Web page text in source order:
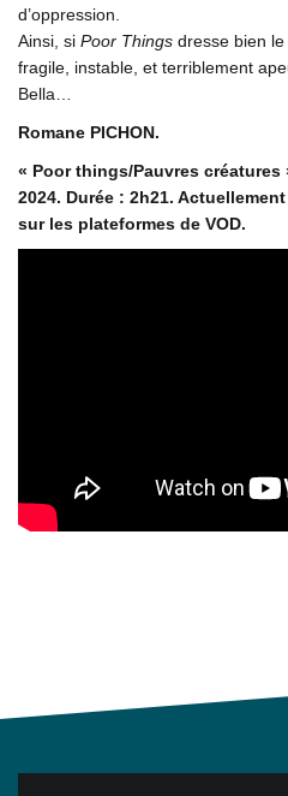
d’oppression.
Ainsi, si Poor Things dresse bien
fragile, instable, et terriblement
Bella…
Romane PICHON.
« Poor things/Pauvres
2024. Durée : 2h21.
sur les plateformes de VOD.